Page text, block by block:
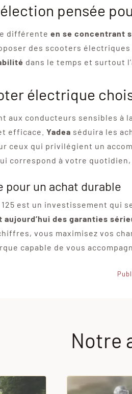
pensée
différente en se concentrant
des scooters
dans le temps et surtout
électrique
aux conducteurs sensibles à
efficace. Yadea séduira les
ceux qui privilégient un
correspond à votre
pour un achat durable
est un investissement qui
des garanties
vous maximisez vos
capable de vous
Notre